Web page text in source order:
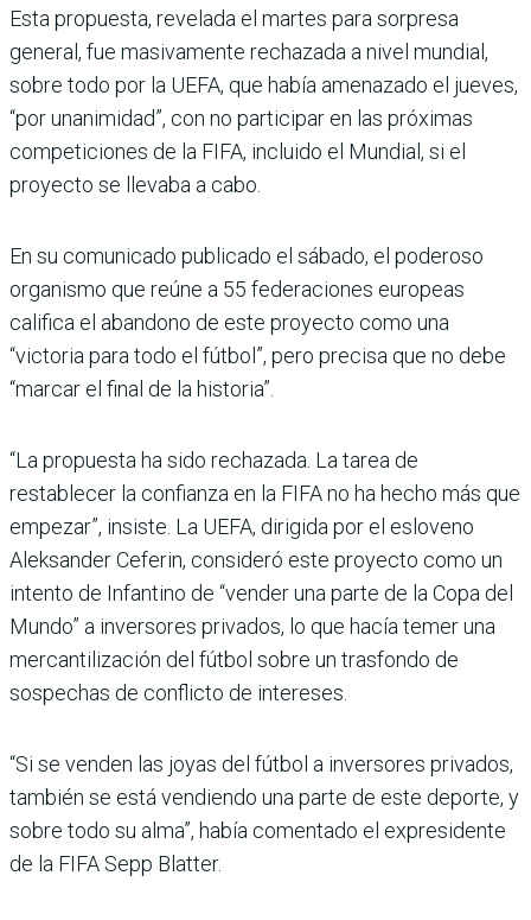
Esta propuesta, revelada el martes para sorpresa
general, fue masivamente rechazada a nivel mundial,
sobre todo por la UEFA, que había amenazado el jueves,
“por unanimidad”, con no participar en las próximas
competiciones de la FIFA, incluido el Mundial, si el
proyecto se llevaba a cabo.
En su comunicado publicado el sábado, el poderoso
organismo que reúne a 55 federaciones europeas
califica el abandono de este proyecto como una
“victoria para todo el fútbol”, pero precisa que no debe
“marcar el final de la historia”.
“La propuesta ha sido rechazada. La tarea de
restablecer la confianza en la FIFA no ha hecho más que
empezar”, insiste. La UEFA, dirigida por el esloveno
Aleksander Ceferin, consideró este proyecto como un
intento de Infantino de “vender una parte de la Copa del
Mundo” a inversores privados, lo que hacía temer una
mercantilización del fútbol sobre un trasfondo de
sospechas de conflicto de intereses.
“Si se venden las joyas del fútbol a inversores privados,
también se está vendiendo una parte de este deporte, y
sobre todo su alma”, había comentado el expresidente
de la FIFA Sepp Blatter.